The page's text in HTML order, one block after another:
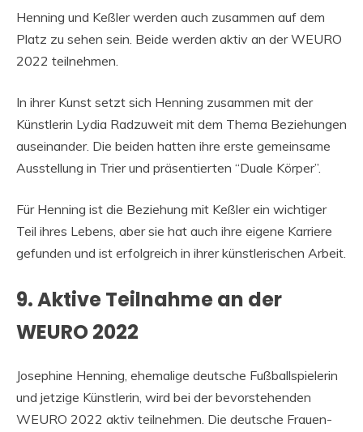
Henning und Keßler werden auch zusammen auf dem
Platz zu sehen sein. Beide werden aktiv an der WEURO
2022 teilnehmen.
In ihrer Kunst setzt sich Henning zusammen mit der
Künstlerin Lydia Radzuweit mit dem Thema Beziehungen
auseinander. Die beiden hatten ihre erste gemeinsame
Ausstellung in Trier und präsentierten “Duale Körper”.
Für Henning ist die Beziehung mit Keßler ein wichtiger
Teil ihres Lebens, aber sie hat auch ihre eigene Karriere
gefunden und ist erfolgreich in ihrer künstlerischen Arbeit.
9. Aktive Teilnahme an der
WEURO 2022
Josephine Henning, ehemalige deutsche Fußballspielerin
und jetzige Künstlerin, wird bei der bevorstehenden
WEURO 2022 aktiv teilnehmen. Die deutsche Frauen-